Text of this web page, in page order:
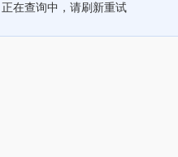
正在查询中，请刷新重试